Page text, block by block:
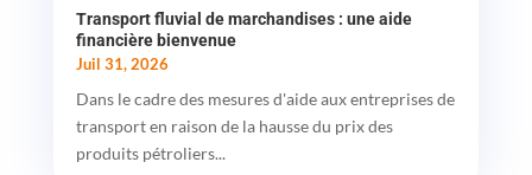
Transport fluvial de marchandises : une aide
financière bienvenue
Juil 31, 2026
Dans le cadre des mesures d'aide aux entreprises de
transport en raison de la hausse du prix des
produits pétroliers...